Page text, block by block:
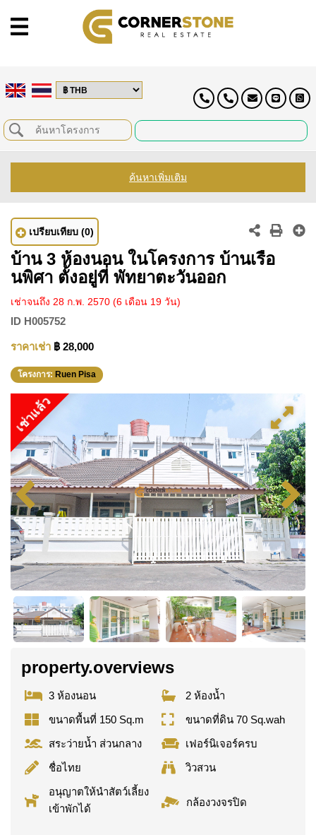
ค้นหาเพิ่มเติม
เปรียบเทียบ (0)
บ้าน 3 ห้องนอน ในโครงการ บ้านเรือ
นพิศา ตั้งอยู่ที่ พัทยาตะวันออก
เช่าจนถึง 28 ก.พ. 2570 (6 เดือน 19 วัน)
ID H005752
ราคาเช่า ฿ 28,000
โครงการ: Ruen Pisa
เช่าแล้ว
property.overviews
3 ห้องนอน
2 ห้องน้ำ
ขนาดพื้นที่ 150 Sq.m
ขนาดที่ดิน 70 Sq.wah
สระว่ายน้ำ ส่วนกลาง
เฟอร์นิเจอร์ครบ
ชื่อไทย
วิวสวน
อนุญาตให้นำสัตว์เลี้ยง
เข้าพักได้
กล้องวงจรปิด